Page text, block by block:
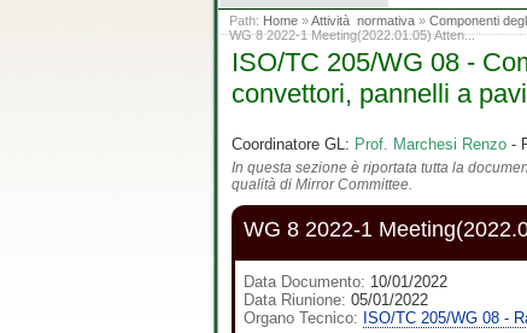
Path: Home»Attività normativa» Componenti
WG 8 2022-1 Meeting(2022.01.05) Atten...
ISO/TC 205/WG 08 -
convettori, pannelli a
Coordinatore GL: Prof. Marchesi Renzo-
In questa sezione è riportata tutta la
qualità di Mirror Committee.
WG 8 2022-1
Data Documento: 10/01/2022
Data Riunione: 05/01/2022
Organo Tecnico: ISO/TC 205/WG 08 -